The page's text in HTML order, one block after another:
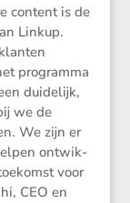
content is de
Linkup.
programma
duide­lijk,
we de
We zijn er
ontwik­
voor
CEO en